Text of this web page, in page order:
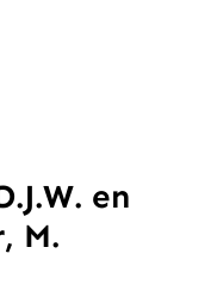
en
M.